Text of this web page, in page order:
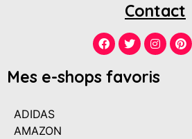
Contact
Mes e-shops favoris
ADIDAS
AMAZON